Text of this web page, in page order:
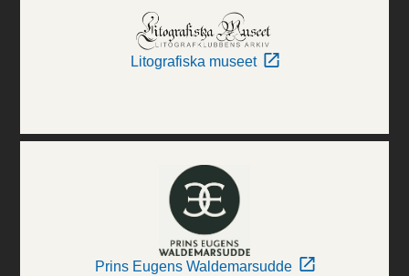
Litografiska museet
Prins Eugens Waldemarsudde